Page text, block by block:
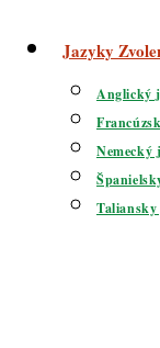
Jazyky
Anglický
Nemecký